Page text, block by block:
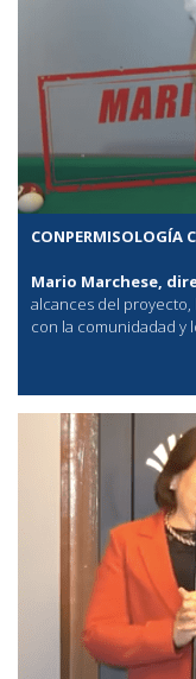
CONPERMISOLOGÍA
Mario Marchese,
alcances del
con la comunidadad y